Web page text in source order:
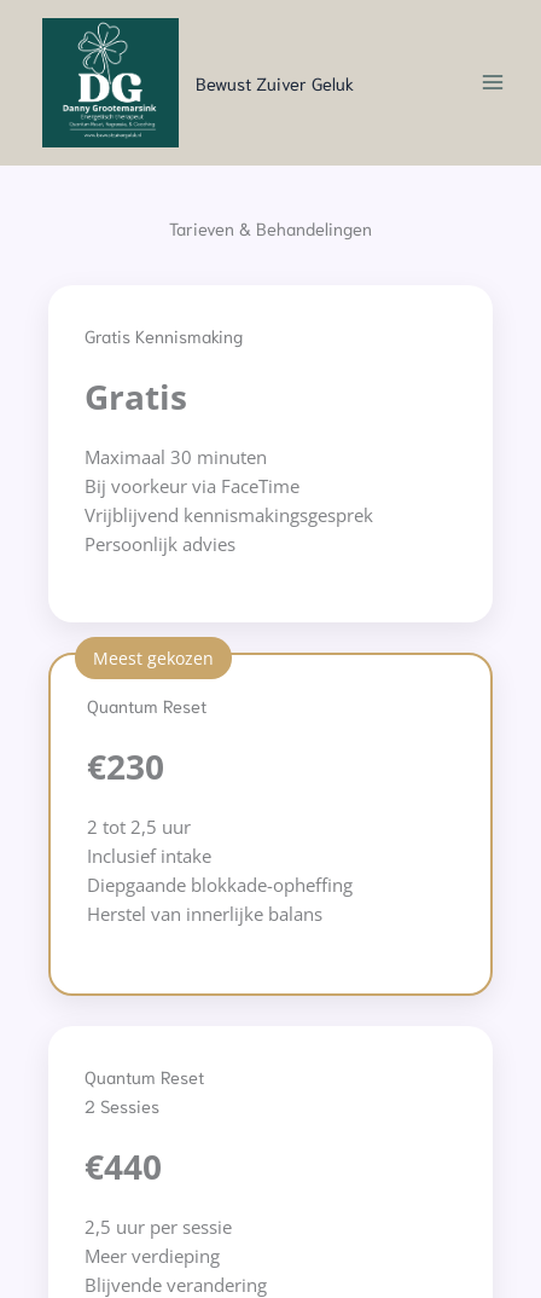
Bewust Zuiver Geluk
Tarieven & Behandelingen
Gratis Kennismaking
Gratis
Maximaal 30 minuten
Bij voorkeur via FaceTime
Vrijblijvend kennismakingsgesprek
Persoonlijk advies
Meest gekozen
Quantum Reset
€230
2 tot 2,5 uur
Inclusief intake
Diepgaande blokkade-opheffing
Herstel van innerlijke balans
Quantum Reset
2 Sessies
€440
2,5 uur per sessie
Meer verdieping
Blijvende verandering